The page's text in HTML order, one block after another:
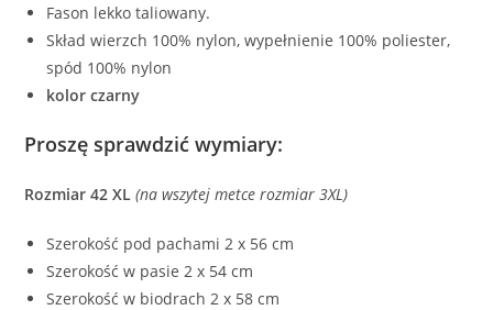
Fason lekko taliowany.
Skład wierzch 100% nylon, wypełnienie 100% poliester,
spód 100% nylon
kolor czarny
Proszę sprawdzić wymiary:
Rozmiar 42 XL(na wszytej metce rozmiar 3XL)
Szerokość pod pachami 2 x 56 cm
Szerokość w pasie 2 x 54 cm
Szerokość w biodrach 2 x 58 cm